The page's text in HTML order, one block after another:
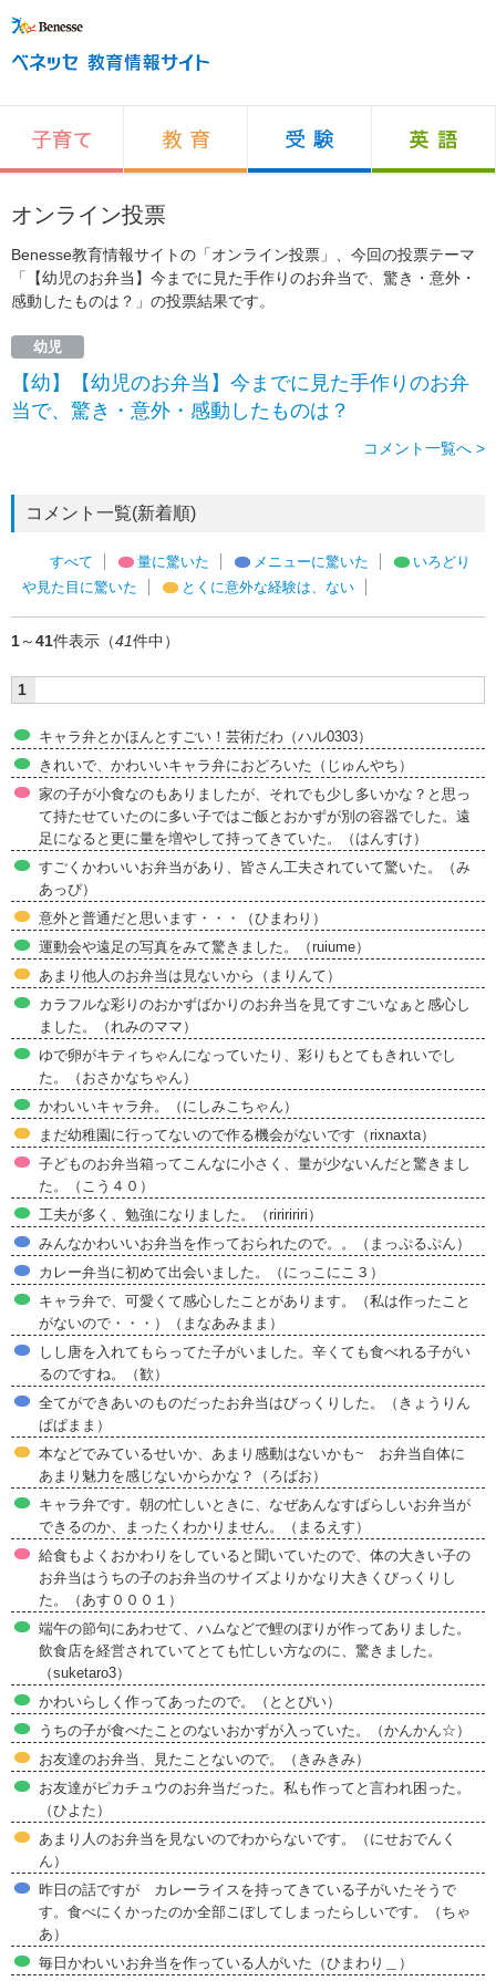
オンライン投票
Benesse教育情報サイトの「オンライン投票」、今回の投票テーマ
「【幼児のお弁当】今までに見た手作りのお弁当で、驚き・意外・
感動したものは？」の投票結果です。
幼児
【幼】【幼児のお弁当】今までに見た手作りのお弁
当で、驚き・意外・感動したものは？
コメント一覧へ >
コメント一覧(新着順)
すべて 量に驚いた メニューに驚いた
いろどり
や見た目に驚いた
とくに意外な経験は、ない
1～41件表示（41件中）
1
キャラ弁とかほんとすごい！芸術だわ（ハル0303）
きれいで、かわいいキャラ弁におどろいた（じゅんやち）
家の子が小食なのもありましたが、それでも少し多いかな？と思っ
て持たせていたのに多い子ではご飯とおかずが別の容器でした。遠
足になると更に量を増やして持ってきていた。（はんすけ）
すごくかわいいお弁当があり、皆さん工夫されていて驚いた。（み
あっぴ）
意外と普通だと思います・・・（ひまわり）
運動会や遠足の写真をみて驚きました。（ruiume）
あまり他人のお弁当は見ないから（まりんて）
カラフルな彩りのおかずばかりのお弁当を見てすごいなぁと感心し
ました。（れみのママ）
ゆで卵がキティちゃんになっていたり、彩りもとてもきれいでし
た。（おさかなちゃん）
かわいいキャラ弁。（にしみこちゃん）
まだ幼稚園に行ってないので作る機会がないです（rixnaxta）
子どものお弁当箱ってこんなに小さく、量が少ないんだと驚きまし
た。（こう４０）
工夫が多く、勉強になりました。（ririririri）
みんなかわいいお弁当を作っておられたので。。（まっぷるぷん）
カレー弁当に初めて出会いました。（にっこにこ３）
キャラ弁で、可愛くて感心したことがあります。（私は作ったこと
がないので・・・）（まなあみまま）
しし唐を入れてもらってた子がいました。辛くても食べれる子がい
るのですね。（歓）
全てができあいのものだったお弁当はびっくりした。（きょうりん
ぱぱまま）
本などでみているせいか、あまり感動はないかも~ お弁当自体に
あまり魅力を感じないからかな？（ろばお）
キャラ弁です。朝の忙しいときに、なぜあんなすばらしいお弁当が
できるのか、まったくわかりません。（まるえす）
給食もよくおかわりをしていると聞いていたので、体の大きい子の
お弁当はうちの子のお弁当のサイズよりかなり大きくびっくりし
た。（あす０００１）
端午の節句にあわせて、ハムなどで鯉のぼりが作ってありました。
飲食店を経営されていてとても忙しい方なのに、驚きました。
（suketaro3）
かわいらしく作ってあったので。（ととぴい）
うちの子が食べたことのないおかずが入っていた。（かんかん☆）
お友達のお弁当、見たことないので。（きみきみ）
お友達がピカチュウのお弁当だった。私も作ってと言われ困った。
（ひよた）
あまり人のお弁当を見ないのでわからないです。（にせおでんく
ん）
昨日の話ですが カレーライスを持ってきている子がいたそうで
す。食べにくかったのか全部こぼしてしまったらしいです。（ちゃ
あ）
毎日かわいいお弁当を作っている人がいた（ひまわり＿）